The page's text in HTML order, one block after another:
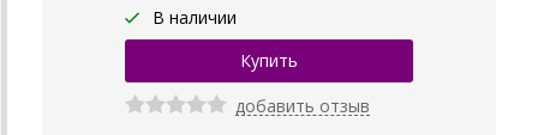
В наличии
добавить отзыв